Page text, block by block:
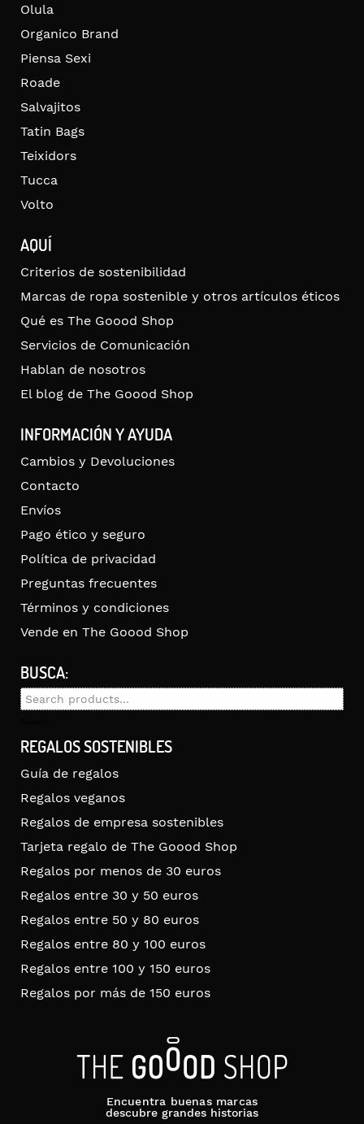
Olula
Organico Brand
Piensa Sexi
Roade
Salvajitos
Tatin Bags
Teixidors
Tucca
Volto
AQUÍ
Criterios de sostenibilidad
Marcas de ropa sostenible y otros artículos éticos
Qué es The Goood Shop
Servicios de Comunicación
Hablan de nosotros
El blog de The Goood Shop
INFORMACIÓN Y AYUDA
Cambios y Devoluciones
Contacto
Envíos
Pago ético y seguro
Política de privacidad
Preguntas frecuentes
Términos y condiciones
Vende en The Goood Shop
BUSCA:
Search
REGALOS SOSTENIBLES
Guía de regalos
Regalos veganos
Regalos de empresa sostenibles
Tarjeta regalo de The Goood Shop
Regalos por menos de 30 euros
Regalos entre 30 y 50 euros
Regalos entre 50 y 80 euros
Regalos entre 80 y 100 euros
Regalos entre 100 y 150 euros
Regalos por más de 150 euros
Encuentra buenas marcas
descubre grandes historias